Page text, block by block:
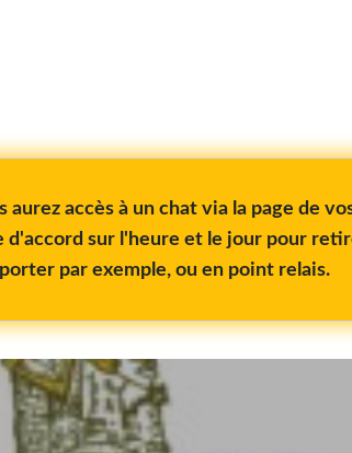
accès à un chat via la page de
sur l'heure et le jour pour
par exemple, ou en point relais.